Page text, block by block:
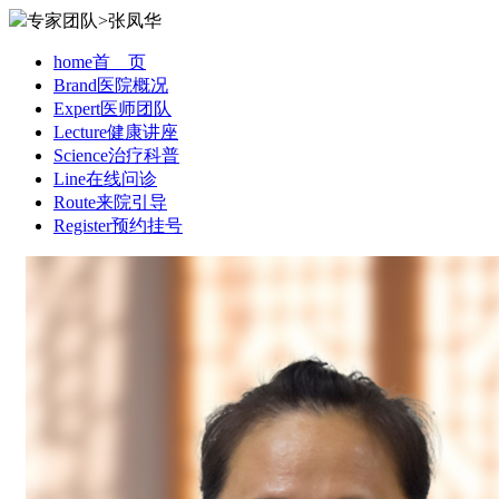
专家团队>张凤华
home首 页
Brand医院概况
Expert医师团队
Lecture健康讲座
Science治疗科普
Line在线问诊
Route来院引导
Register预约挂号